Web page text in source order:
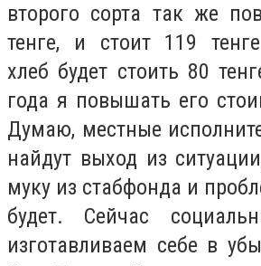
второго сорта так же
тенге, и стоит 119
хлеб будет стоить 80
года я повышать его
Думаю, местные
найдут выход из
муку из стабфонда и
будет. Сейчас
изготавливаем себе в